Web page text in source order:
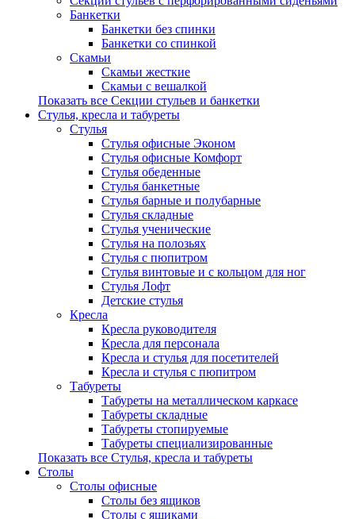
Банкетки
Банкетки без спинки
Банкетки со спинкой
Скамьи
Скамьи жесткие
Скамьи с вешалкой
Показать все Секции стульев и банкетки
Стулья, кресла и табуреты
Стулья
Стулья офисные Эконом
Стулья офисные Комфорт
Стулья обеденные
Стулья банкетные
Стулья барные и полубарные
Стулья складные
Стулья ученические
Стулья на полозьях
Стулья с пюпитром
Стулья винтовые и с кольцом для ног
Стулья Лофт
Детские стулья
Кресла
Кресла руководителя
Кресла для персонала
Кресла и стулья для посетителей
Кресла и стулья с пюпитром
Табуреты
Табуреты на металлическом каркасе
Табуреты складные
Табуреты стопируемые
Табуреты специализированные
Показать все Стулья, кресла и табуреты
Столы
Столы офисные
Столы без ящиков
Столы с ящиками